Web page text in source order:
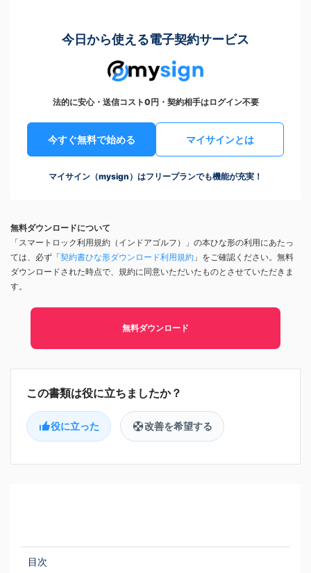
今日から使える電子契約サービス
法的に安心・送信コスト0円・契約相手はログイン不要
今すぐ無料で始める マイサインとは
マイサイン（mysign）はフリープランでも機能が充実！
無料ダウンロードについて
「スマートロック利用規約（インドアゴルフ）」の本ひな形の利用にあたっ
ては、必ず「契約書ひな形ダウンロード利用規約 」をご確認ください。無料
ダウンロードされた時点で、規約に同意いただいたものとさせていただきま
す。
無料ダウンロード
役に立った 改善を希望する
目次